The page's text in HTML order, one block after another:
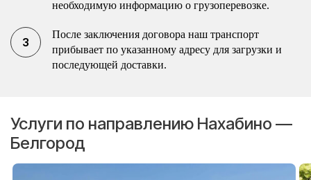
необходимую информацию о грузоперевозке.
После заключения договора наш транспорт
прибывает по указанному адресу для загрузки и
последующей доставки.
Услуги по направлению Нахабино —
Белгород